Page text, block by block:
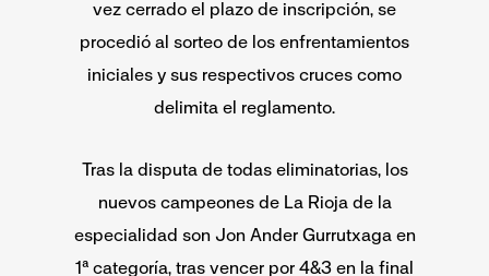
vez cerrado el plazo de inscripción, se
procedió al sorteo de los enfrentamientos
iniciales y sus respectivos cruces como
delimita el reglamento.
Tras la disputa de todas eliminatorias, los
nuevos campeones de La Rioja de la
especialidad son Jon Ander Gurrutxaga en
1ª categoría, tras vencer por 4&3 en la final